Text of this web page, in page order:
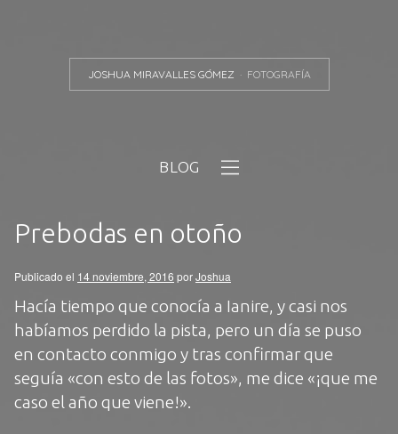
JOSHUA MIRAVALLES GÓMEZ FOTOGRAFÍA
BLOG
Prebodas en otoño
Publicado el 14 noviembre, 2016 porJoshua
Hacía tiempo que conocía a Ianire, y casi nos
habíamos perdido la pista, pero un día se puso
en contacto conmigo y tras confirmar que
seguía «con esto de las fotos», me dice «¡que me
caso el año que viene!».